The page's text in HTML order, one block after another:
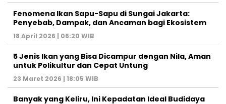
Fenomena Ikan Sapu-Sapu di Sungai Jakarta:
Penyebab, Dampak, dan Ancaman bagi Ekosistem
18 April 2026 | 06:20 WIB
5 Jenis Ikan yang Bisa Dicampur dengan Nila, Aman
untuk Polikultur dan Cepat Untung
23 Maret 2026 | 18:05 WIB
Banyak yang Keliru, Ini Kepadatan Ideal Budidaya